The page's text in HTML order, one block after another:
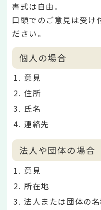
書式は自由。
口頭でのご意見は受け
ださい。
個人の場合
意見
住所
氏名
連絡先
法人や団体の場合
意見
所在地
法人または団体の名